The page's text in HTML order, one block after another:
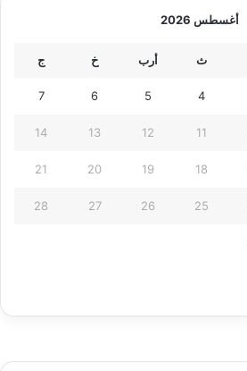
أغسطس 2026
ث أرب خ ج
4
5
6
7
11
12
13
14
18
19
20
21
25
26
27
28